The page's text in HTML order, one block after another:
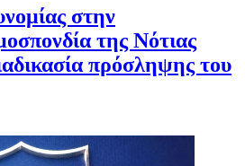
στην
της Νότιας
πρόσληψης του